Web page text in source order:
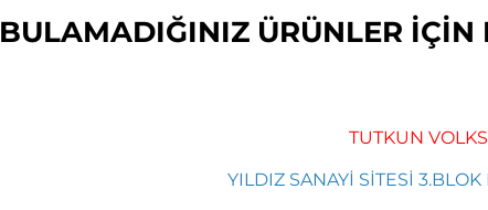
BULAMADIĞINIZ ÜRÜNLER
TUTKUN
YILDIZ SANAYİ SİTESİ